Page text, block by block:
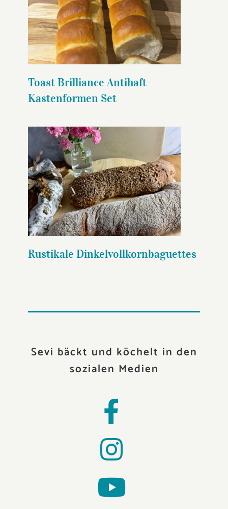
Toast Brilliance Antihaft-
Kastenformen Set
Toast Brilliance Antihaft-
Kastenformen Set
Rustikale
Dinkelvollkornbaguettes
Rustikale Dinkelvollkornbaguettes
Sevi bäckt und köchelt in den
sozialen Medien